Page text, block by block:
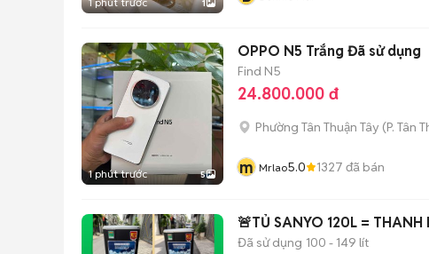
1
1 phút trước 5
OPPO N5 Trắng Đã sử dụng
Find N5
24.800.000 đ
Phường Tân Thuận Tây (P. Tân
m Mrlao5.0 1327 đã bán
🚨TỦ SANYO 120L = THANH
Đã sử dụng 100 - 149 lít